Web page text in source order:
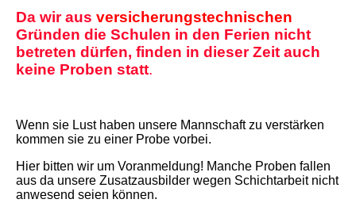
Da wir aus versicherungstechnischen
Gründen die Schulen in den Ferien nicht
betreten dürfen, finden in dieser Zeit auch
keine Proben statt.
Wenn sie Lust haben unsere Mannschaft zu verstärken
kommen sie zu einer Probe vorbei.
Hier bitten wir um Voranmeldung! Manche Proben fallen
aus da unsere Zusatzausbilder wegen Schichtarbeit nicht
anwesend seien können.